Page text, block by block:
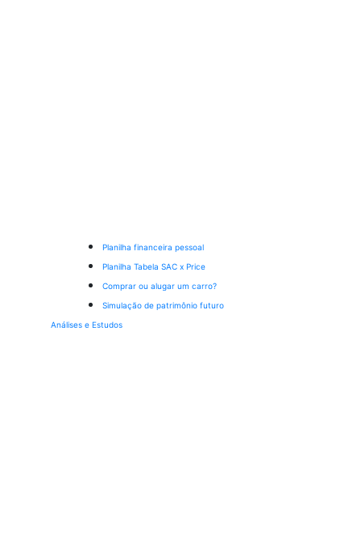
Planilha financeira pessoal
Planilha Tabela SAC x Price
Comprar ou alugar um carro?
Simulação de patrimônio futuro
Análises e Estudos